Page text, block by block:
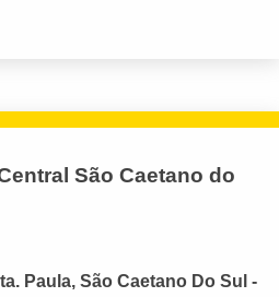
São Caetano do
Paula, São Caetano Do Sul -